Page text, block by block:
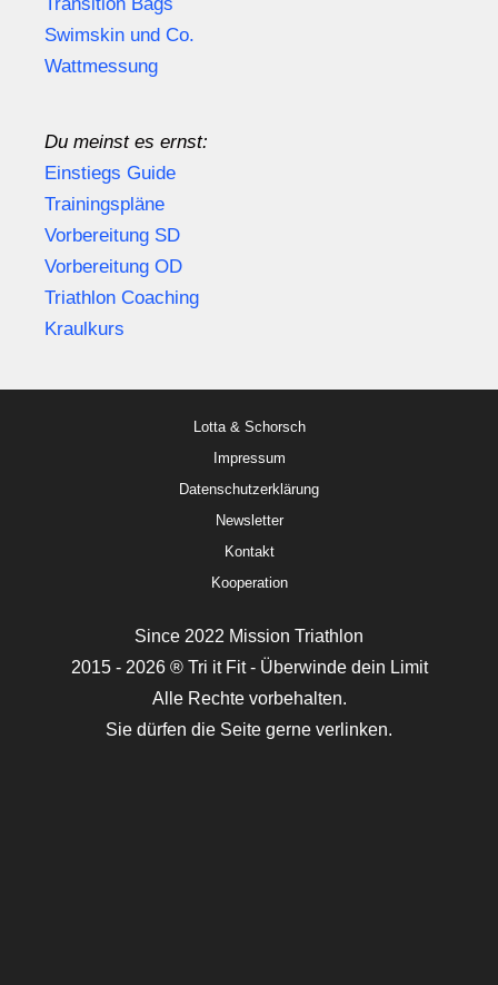
Swimskin und Co.
Wattmessung
Du meinst es ernst:
Einstiegs Guide
Trainingspläne
Vorbereitung SD
Vorbereitung OD
Triathlon Coaching
Kraulkurs
Lotta & Schorsch
Impressum
Datenschutzerklärung
Newsletter
Kontakt
Kooperation
Since 2022 Mission Triathlon
2015 - 2026 ® Tri it Fit - Überwinde dein Limit
Alle Rechte vorbehalten.
Sie dürfen die Seite gerne verlinken.